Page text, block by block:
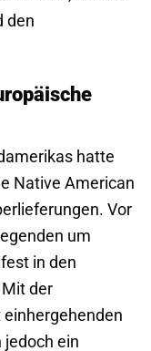
den
hatte
Native American
Vor
um
in den
der
ein